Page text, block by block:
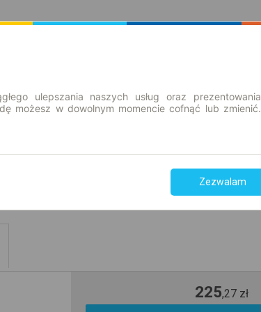
225,27 zł
ulepszania naszych usług oraz prezentowania
możesz w dowolnym momencie cofnąć lub zmienić.
Zezwalam